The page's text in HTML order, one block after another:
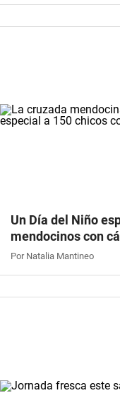
Un Día del Niño
mendocinos con
Por Natalia Mantineo